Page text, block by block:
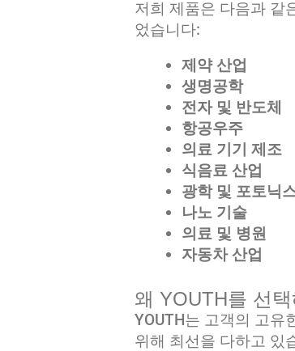
저희 제품은 다음과 같
었습니다:
제약 산업
생명공학
전자 및 반도체
항공우주
의료 기기 제조
식음료 산업
광학 및 포토닉
나노 기술
의료 및 병원
자동차 산업
왜 YOUTH를 선
YOUTH는 고객의 고유
위해 최선을 다하고 있